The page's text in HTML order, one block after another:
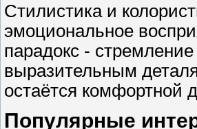
Стилистика и
эмоциональное
парадокс - стремление
выразительным
остаётся комфортной
Популярные